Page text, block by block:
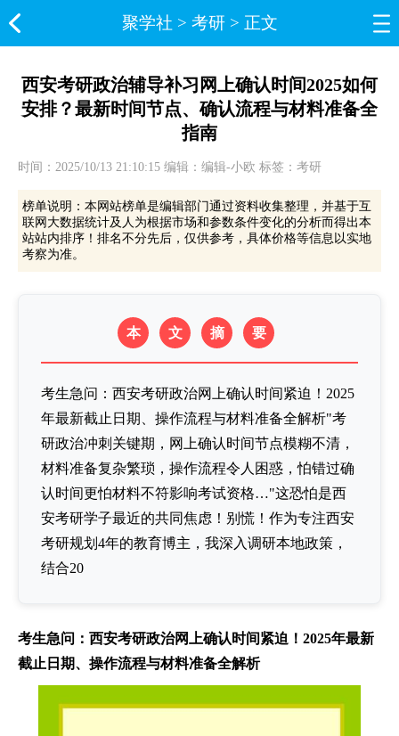
聚学社 > 考研> 正文
西安考研政治辅导补习网上确认时间2025如何
安排？最新时间节点、确认流程与材料准备全
指南
时间：2025/10/13 21:10:15 编辑：编辑-小欧 标签：考研
榜单说明：本网站榜单是编辑部门通过资料收集整理，并基于互
联网大数据统计及人为根据市场和参数条件变化的分析而得出本
站站内排序！排名不分先后，仅供参考，具体价格等信息以实地
考察为准。
本 文 摘 要
考生急问：西安考研政治网上确认时间紧迫！2025
年最新截止日期、操作流程与材料准备全解析"考
研政治冲刺关键期，网上确认时间节点模糊不清，
材料准备复杂繁琐，操作流程令人困惑，怕错过确
认时间更怕材料不符影响考试资格…"这恐怕是西
安考研学子最近的共同焦虑！别慌！作为专注西安
考研规划4年的教育博主，我深入调研本地政策，
结合20
考生急问：西安考研政治网上确认时间紧迫！2025年最新
截止日期、操作流程与材料准备全解析